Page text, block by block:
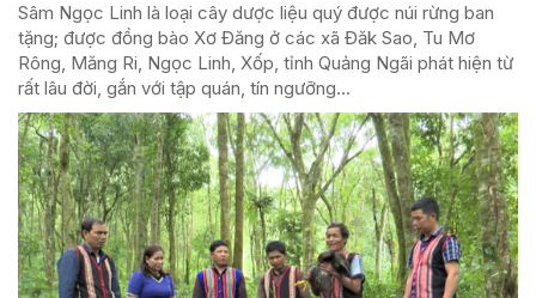
Sâm Ngọc Linh là loại cây dược liệu quý được núi rừng ban
tặng; được đồng bào Xơ Đăng ở các xã Đăk Sao, Tu Mơ
Rông, Măng Ri, Ngọc Linh, Xốp, tỉnh Quảng Ngãi phát hiện từ
rất lâu đời, gắn với tập quán, tín ngưỡng...